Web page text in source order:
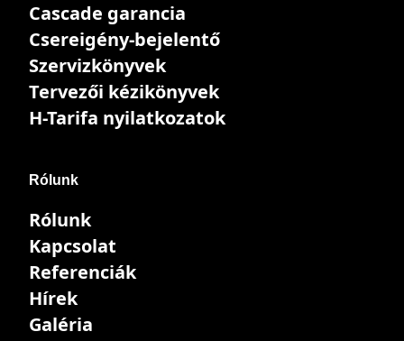
Cascade garancia
Csereigény-bejelentő
Szervizkönyvek
Tervezői kézikönyvek
H-Tarifa nyilatkozatok
Rólunk
Rólunk
Kapcsolat
Referenciák
Hírek
Galéria